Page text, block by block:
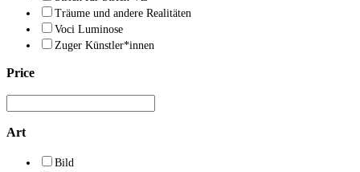
Träume und andere Realitäten
Voci Luminose
Zuger Künstler*innen
Price
Art
Bild